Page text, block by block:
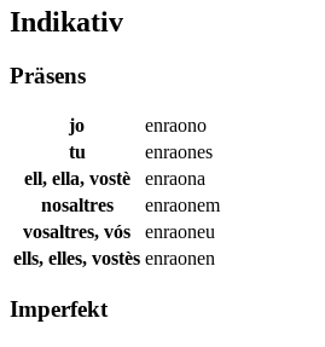
Indikativ
Präsens
jo
enraono
tu
enraones
ell, ella, vostè
enraona
nosaltres
enraonem
vosaltres, vós
enraoneu
ells, elles, vostès enraonen
Imperfekt